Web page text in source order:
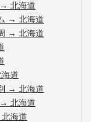
→ 北海道
→ 北海道
→ 北海道
海道
→ 北海道
→ 北海道
北海道